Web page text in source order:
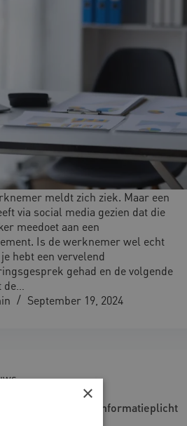
meldt zich ziek. Maar een
via social media gezien dat die
meedoet aan een
Is de werknemer wel echt
hebt een vervelend
gehad en de volgende
de…
September 19, 2024
door arbeids­
deel 4: Informatieplicht
×